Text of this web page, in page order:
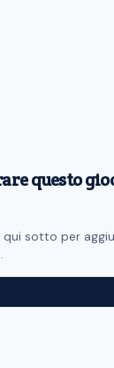
questo
qui sotto per